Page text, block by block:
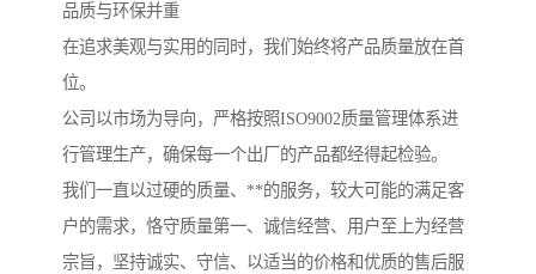
品质与环保并重
在追求美观与实用的同时，我们始终将产品质量放在首
位。
公司以市场为导向，严格按照ISO9002质量管理体系进
行管理生产，确保每一个出厂的产品都经得起检验。
我们一直以过硬的质量、**的服务，较大可能的满足客
户的需求，恪守质量第一、诚信经营、用户至上为经营
宗旨，坚持诚实、守信、以适当的价格和优质的售后服